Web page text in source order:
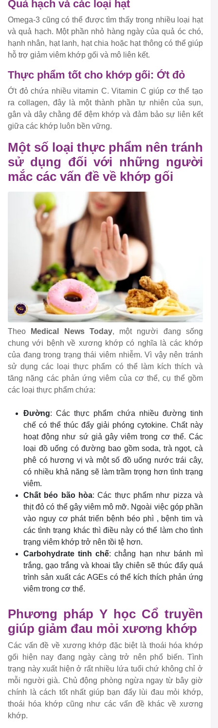
Quả hạch và các loại hạt
Omega-3 cũng có thể được tìm thấy trong nhiều loại hạt
và quả hạch. Một phần nhỏ hàng ngày của quả óc chó,
hạnh nhân, hạt lanh, hạt chia hoặc hạt thông có thể giúp
hỗ trợ giảm viêm khớp gối và mô liên kết.
Thực phẩm tốt cho khớp gối: Ớt đỏ
Ớt đỏ chứa nhiều vitamin C. Vitamin C giúp cơ thể tạo
ra collagen, đây là một thành phần tự nhiên của sụn,
gân và dây chằng để đệm khớp và đảm bảo sự liên kết
giữa các khớp luôn bền vững.
Một số loại thực phẩm nên tránh
sử dụng đối với những người
mắc các vấn đề về khớp gối
Theo Medical News Today, một người đang sống
chung với bệnh về xương khớp có nghĩa là các khớp
của đang trong trạng thái viêm nhiễm. Vì vậy nên tránh
sử dụng các loại thực phẩm có thể làm kích thích và
tăng nặng các phản ứng viêm của cơ thể, cụ thể gồm
các loại thực phẩm chứa:
Đường: Các thực phẩm chứa nhiều đường tinh
chế có thể thúc đẩy giải phóng cytokine. Chất này
hoạt động như sứ giả gây viêm trong cơ thể. Các
loại đồ uống có đường bao gồm soda, trà ngọt, cà
phê có hương vị và một số đồ uống nước trái cây,
có nhiều khả năng sẽ làm trầm trọng hơn tình trạng
viêm.
Chất béo bão hòa: Các thực phẩm như pizza và
thịt đỏ có thể gây viêm mô mỡ. Ngoài việc góp phần
vào nguy cơ phát triển bệnh béo phì , bệnh tim và
các tình trạng khác thì điều này có thể làm cho tình
trạng viêm khớp trở nên tồi tệ hơn.
Carbohydrate tinh chế: chẳng hạn như bánh mì
trắng, gạo trắng và khoai tây chiên sẽ thúc đẩy quá
trình sản xuất các AGEs có thể kích thích phản ứng
viêm trong cơ thể.
Phương pháp Y học Cổ truyền
giúp giảm đau mỏi xương khớp
Các vấn đề về xương khớp đặc biệt là thoái hóa khớp
gối hiện nay đang ngày càng trở nên phổ biến. Tình
trạng này xuất hiện ở rất nhiều lứa tuổi chứ không chỉ ở
mỗi người già. Chủ động phòng ngừa ngay từ bây giờ
chính là cách tốt nhất giúp bạn đẩy lùi đau mỏi khớp,
thoái hóa khớp cũng như các vấn đề khác về xương
khớp.